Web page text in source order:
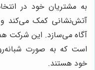
به مشتریان خود در
آتش‌نشانی کمک می‌کند و
آگاه می‌سازد. این شرکت
است که به صورت
خود هستند.